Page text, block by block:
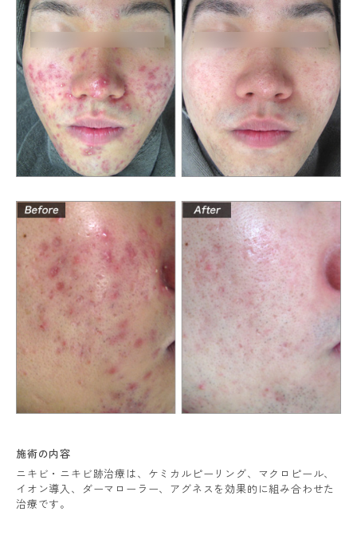
施術の内容
ニキビ・ニキビ跡治療は、ケミカルピーリング、マクロピール、
イオン導入、ダーマローラー、アグネスを効果的に組み合わせた
治療です。